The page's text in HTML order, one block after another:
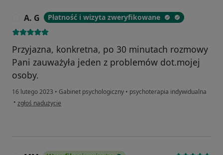
A. G Płatność i wizyta zweryfikowane
Przyjazna, konkretna, po 30 minutach rozmowy
Pani zauważyła jeden z problemów dot.mojej
osoby.
16 lutego 2023 • Gabinet psychologiczny • psychoterapia indywidualna
• w opinii użytkownika A. G
zgłoś nadużycie